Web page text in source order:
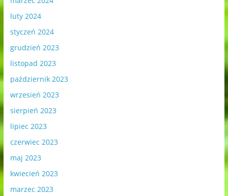
luty 2024
styczeń 2024
grudzień 2023
listopad 2023
październik 2023
wrzesień 2023
sierpień 2023
lipiec 2023
czerwiec 2023
maj 2023
kwiecień 2023
marzec 2023